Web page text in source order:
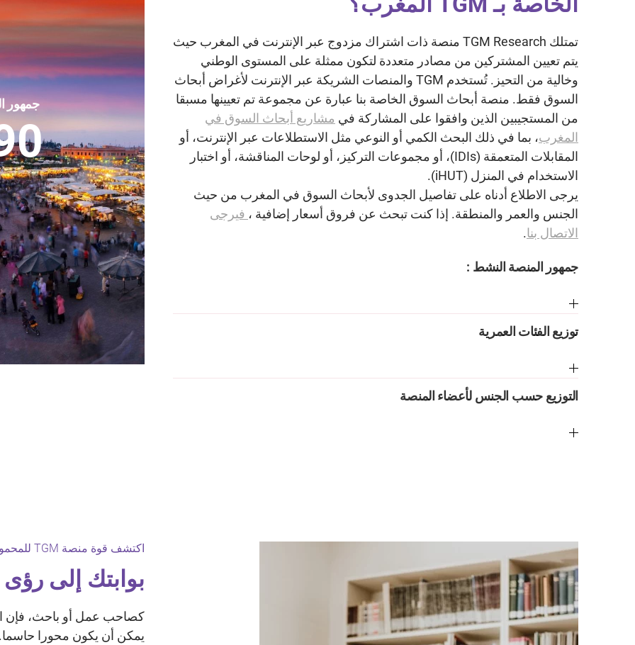
تمتلك TGM Research منصة ذات اشتراك مزدوج عبر الإنترنت في المغرب حيث
يتم تعيين المشتركين من مصادر متعددة لتكون ممثلة على المستوى الوطني
وخالية من التحيز. تُستخدم TGM والمنصات الشريكة عبر الإنترنت لأغراض أبحاث
السوق فقط. منصة أبحاث السوق الخاصة بنا عبارة عن مجموعة تم تعيينها مسبقا
من المستجيبين الذين وافقوا على المشاركة في مشاريع أبحاث السوق في
المغرب، بما في ذلك البحث الكمي أو النوعي مثل الاستطلاعات عبر الإنترنت، أو
المقابلات المتعمقة (IDIs)، أو مجموعات التركيز، أو لوحات المناقشة، أو اختبار
الاستخدام في المنزل (iHUT).
يرجى الاطلاع أدناه على تفاصيل الجدوى لأبحاث السوق في المغرب من حيث
الجنس والعمر والمنطقة. إذا كنت تبحث عن فروق أسعار إضافية ، فيرجى
الاتصال بنا.
جمهور المنصة النشط :
توزيع الفئات العمرية
التوزيع حسب الجنس لأعضاء المنصة
جمهور
اكتشف قوة منصة TGM للمحمول وعبر الإنترنت فيالمغرب:
بوابتك إلى رؤى
كصاحب عمل أو باحث،